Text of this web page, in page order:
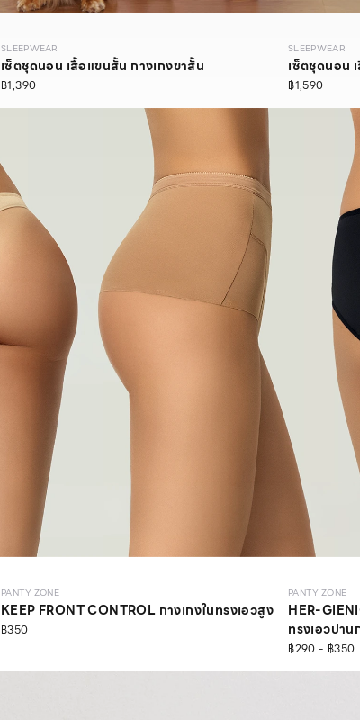
SLEEPWEAR
เซ็ตชุดนอน เสื้อแขนสั้น กางเกงขาสั้น
฿1,390
SLEEPWEAR
เซ็ตชุดนอน
฿1,590
PANTY ZONE
KEEP FRONT CONTROL กางเกงในทรงเอวสูง
฿350
PANTY ZONE
HER-
ทรงเอวปาน
฿290 - ฿350